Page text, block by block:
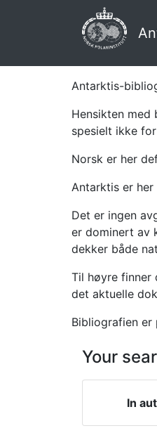
Antarktis-
Hensikten
spesielt ikke
Norsk er her
Antarktis er
Det er ingen
er dominert av
dekker både
Til høyre finner
det aktuelle
Bibliografien
Your
In